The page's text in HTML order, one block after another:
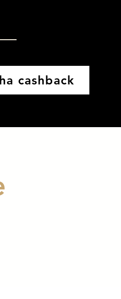
cashback